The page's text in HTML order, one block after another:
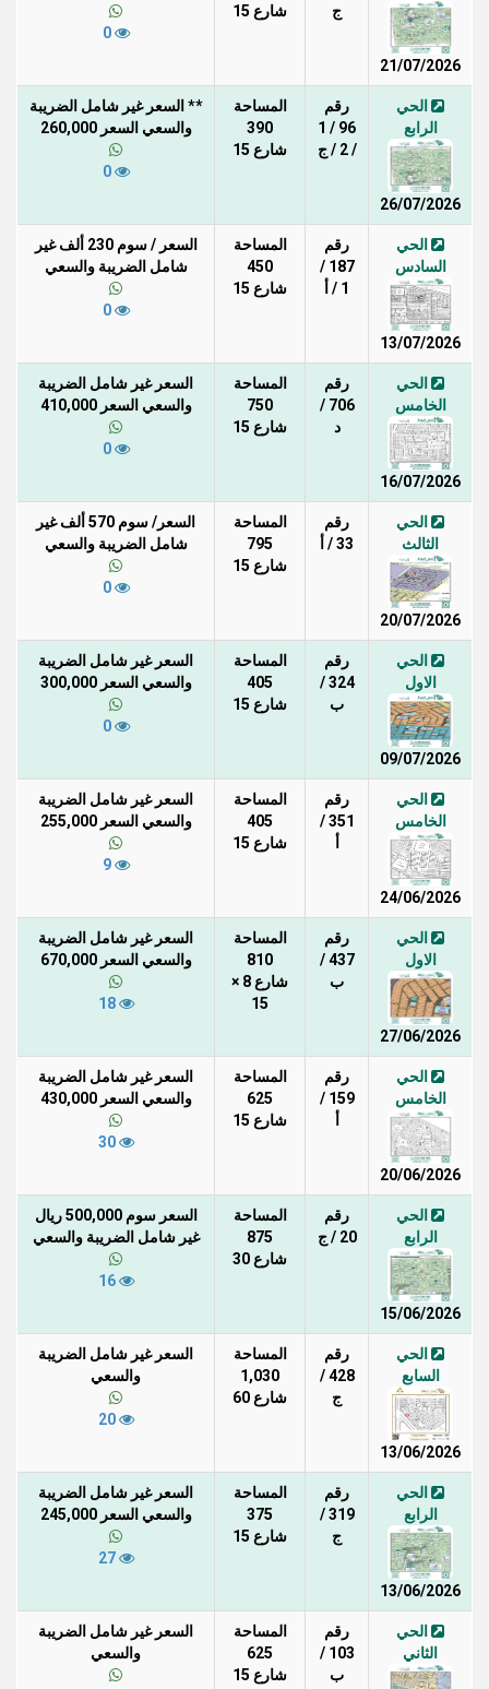
21/07/2026
ج
شارع 15
0
الحي
الرابع
26/07/2026
رقم
96 / 1
/ 2 / ج
المساحة
390
شارع 15
** السعر غير شامل الضريبة
والسعي السعر 260,000
0
الحي
السادس
13/07/2026
رقم
187 /
1 / أ
المساحة
450
شارع 15
السعر / سوم 230 ألف غير
شامل الضريبة والسعي
0
الحي
الخامس
16/07/2026
رقم
706 /
د
المساحة
750
شارع 15
السعر غير شامل الضريبة
والسعي السعر 410,000
0
الحي
الثالث
20/07/2026
رقم
33 / أ
المساحة
795
شارع 15
السعر/ سوم 570 ألف غير
شامل الضريبة والسعي
0
الحي
الاول
09/07/2026
رقم
324 /
ب
المساحة
405
شارع 15
السعر غير شامل الضريبة
والسعي السعر 300,000
0
الحي
الخامس
24/06/2026
رقم
351 /
المساحة
405
شارع 15
السعر غير شامل الضريبة
والسعي السعر 255,000
9
الحي
الاول
27/06/2026
رقم
437 /
ب
المساحة
810
شارع 8 ×
15
السعر غير شامل الضريبة
والسعي السعر 670,000
18
الحي
الخامس
20/06/2026
رقم
159 /
المساحة
625
شارع 15
السعر غير شامل الضريبة
والسعي السعر 430,000
30
الحي
الرابع
15/06/2026
رقم
20 / ج
المساحة
875
شارع 30
السعر سوم 500,000 ريال
غير شامل الضريبة والسعي
16
الحي
السابع
13/06/2026
رقم
428 /
ج
المساحة
1,030
شارع 60
السعر غير شامل الضريبة
والسعي
20
الحي
الرابع
13/06/2026
رقم
319 /
ج
المساحة
375
شارع 15
السعر غير شامل الضريبة
والسعي السعر 245,000
27
الحي
الثاني
رقم
103 /
ب
المساحة
625
شارع 15
السعر غير شامل الضريبة
والسعي